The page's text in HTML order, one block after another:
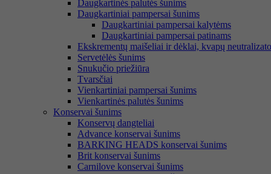
Daugkartinės palutės šunims
Daugkartiniai pampersai šunims
Daugkartiniai pampersai kalytėms
Daugkartiniai pampersai patinams
Ekskrementų maišeliai ir dėklai, kvapų
Servetėlės šunims
Snukučio priežiūra
Tvarsčiai
Vienkartiniai pampersai šunims
Vienkartinės palutės šunims
Konservai šunims
Konservų dangteliai
Advance konservai šunims
BARKING HEADS konservai šunims
Brit konservai šunims
Carnilove konservai šunims